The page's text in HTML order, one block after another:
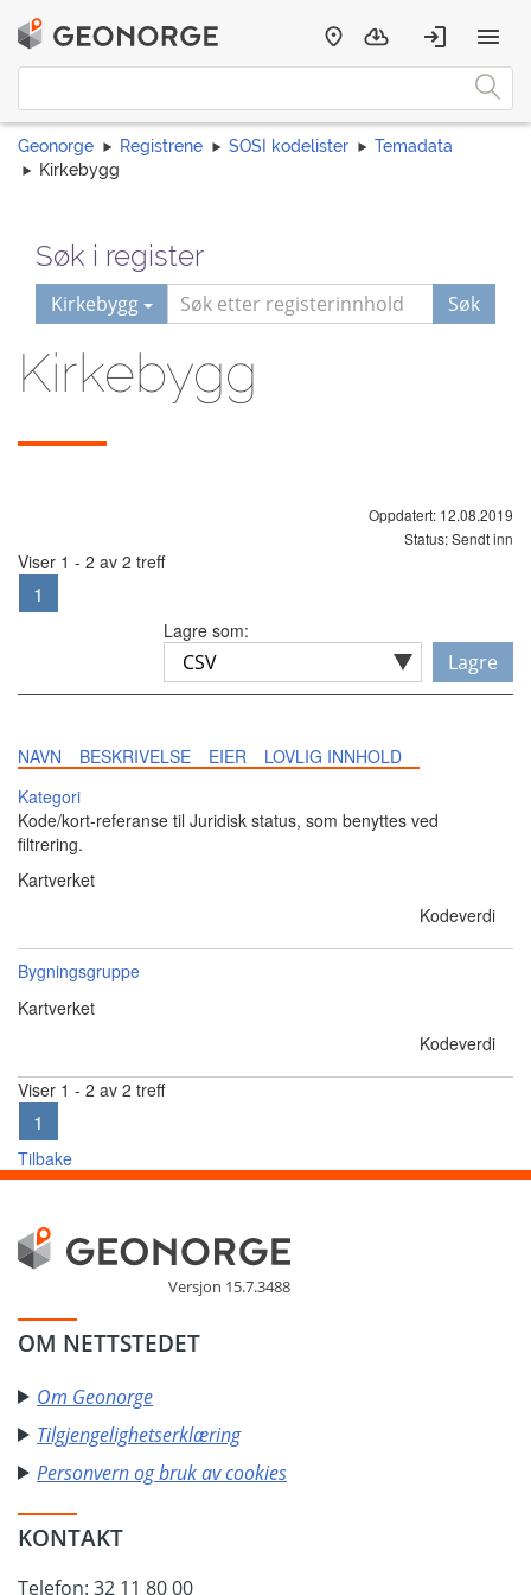
Geonorge Registrene SOSI kodelister
Temadata
Kirkebygg
Søk i register
Kirkebygg Søk
Kirkebygg
Oppdatert: 12.08.2019
Status: Sendt inn
Viser 1 - 2 av 2 treff
1
Lagre som:
Lagre
NAVN BESKRIVELSE EIER
LOVLIG INNHOLD
Kategori
Kode/kort-referanse til Juridisk status, som benyttes ved
filtrering.
Kartverket
Kodeverdi
Bygningsgruppe
Kartverket
Kodeverdi
Viser 1 - 2 av 2 treff
1
Tilbake